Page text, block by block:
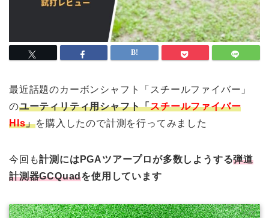
最近話題のカーボンシャフト「スチールファイバー」
のユーティリティ用シャフト「スチールファイバー
Hls」を購入したので計測を行ってみました
今回も計測にはPGAツアープロが多数しようする弾道
計測器GCQuadを使用しています